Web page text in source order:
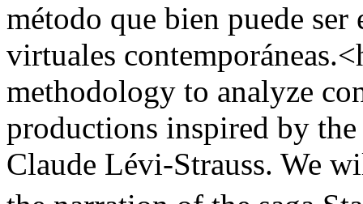
método que bien puede
virtuales
methodology to analyze
productions inspired by
Claude Lévi-Strauss. We